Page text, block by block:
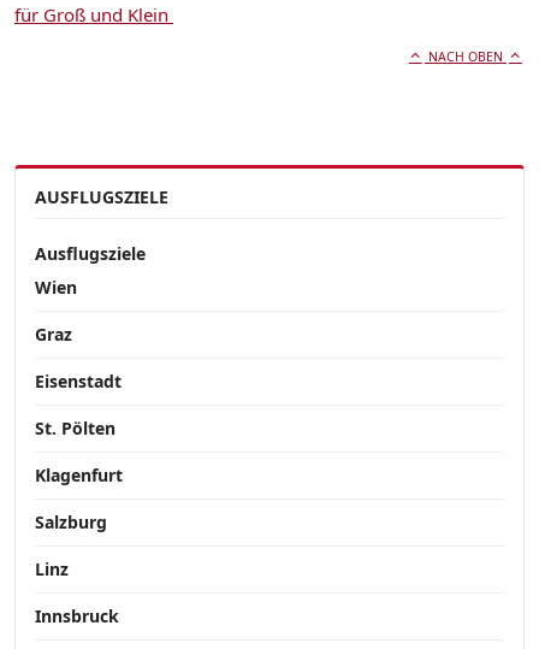
für Groß und Klein
NACH OBEN
AUSFLUGSZIELE
Ausflugsziele
Wien
Graz
Eisenstadt
St. Pölten
Klagenfurt
Salzburg
Linz
Innsbruck